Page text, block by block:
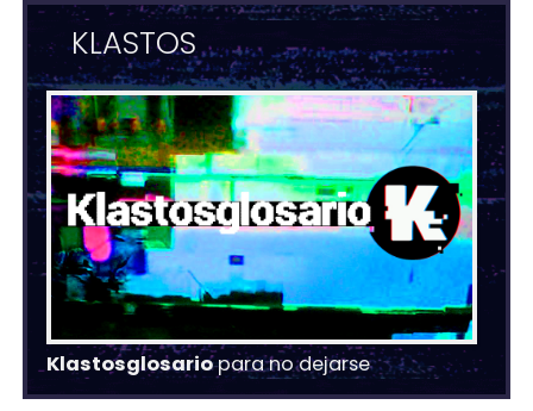
KLASTOS
Klastosglosariopara no dejarse